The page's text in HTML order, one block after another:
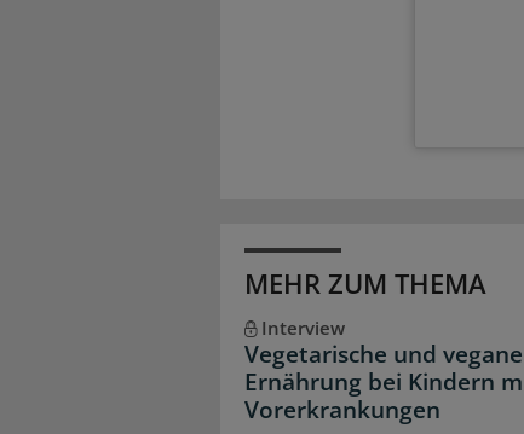
MEHR ZUM THEMA
Interview
Vegetarische und vegane
Ernährung bei Kindern
Vorerkrankungen